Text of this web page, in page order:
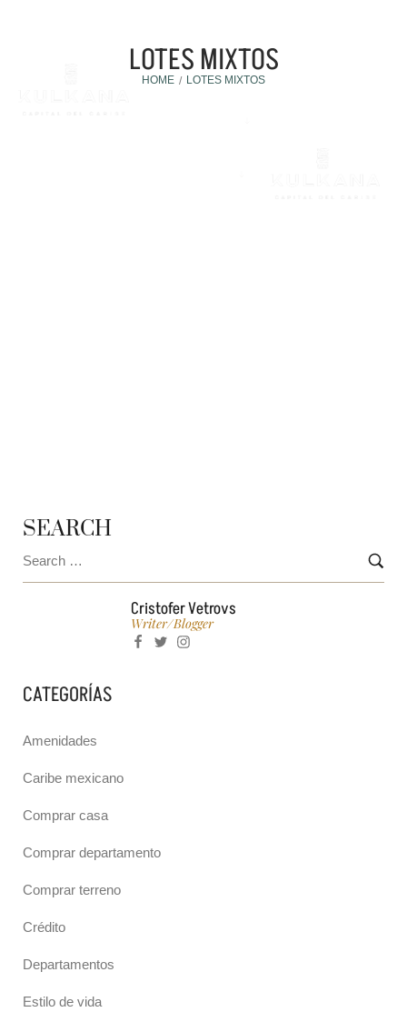
LOTES MIXTOS
HOME / LOTES MIXTOS
SEARCH
Cristofer Vetrovs
Writer/blogger
CATEGORÍAS
Amenidades
Caribe mexicano
Comprar casa
Comprar departamento
Comprar terreno
Crédito
Departamentos
Estilo de vida